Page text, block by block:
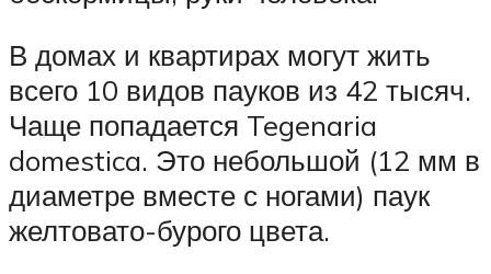
В домах и квартирах могут жить
всего 10 видов пауков из 42 тысяч.
Чаще попадается Tegenaria
domestica. Это небольшой (12 мм в
диаметре вместе с ногами) паук
желтовато-бурого цвета.